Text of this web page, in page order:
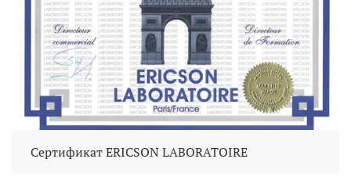
Сертификат ERICSON LABORATOIRE